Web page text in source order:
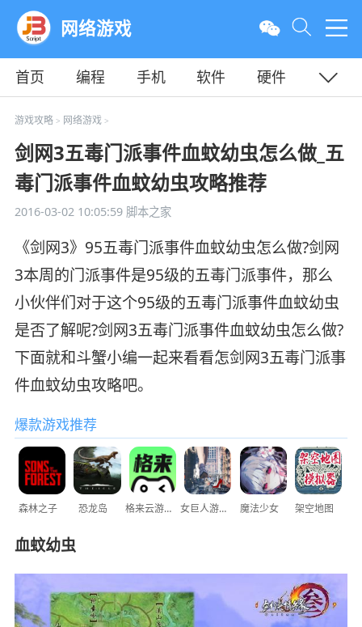
网络游戏
首页 编程 手机 软件
硬件
教程
平面
游戏攻略> 网络游戏>
剑网3五毒门派事件血蚊幼虫怎么做_五
毒门派事件血蚊幼虫攻略推荐
2016-03-02 10:05:59脚本之家
《剑网3》95五毒门派事件血蚊幼虫怎么做?剑网
3本周的门派事件是95级的五毒门派事件，那么
小伙伴们对于这个95级的五毒门派事件血蚊幼虫
是否了解呢?剑网3五毒门派事件血蚊幼虫怎么做?
下面就和斗蟹小编一起来看看怎剑网3五毒门派事
件血蚊幼虫攻略吧。
爆款游戏推荐
森林之子 恐龙岛 格来云游戏 女巨人游乐场 魔法少女 架空地图
血蚊幼虫